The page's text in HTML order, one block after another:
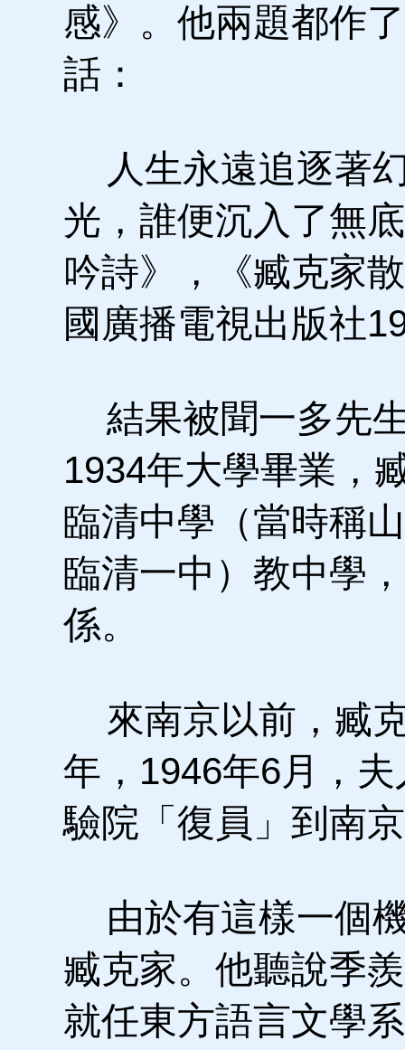
感》。他兩題都作
話：
人生永遠追逐著
光，誰便沉入了無
吟詩》，《臧克家
國廣播電視出版社
結果被聞一多先
1934年大學畢業，
臨清中學（當時稱
臨清一中）教中學
係。
來南京以前，臧
年，1946年6月，
驗院「復員」到南
由於有這樣一個
臧克家。他聽說季
就任東方語言文學